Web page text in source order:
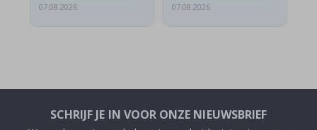
07.08.2026
07.08.2026
SCHRIJF JE IN VOOR ONZE NIEUWSBRIEF